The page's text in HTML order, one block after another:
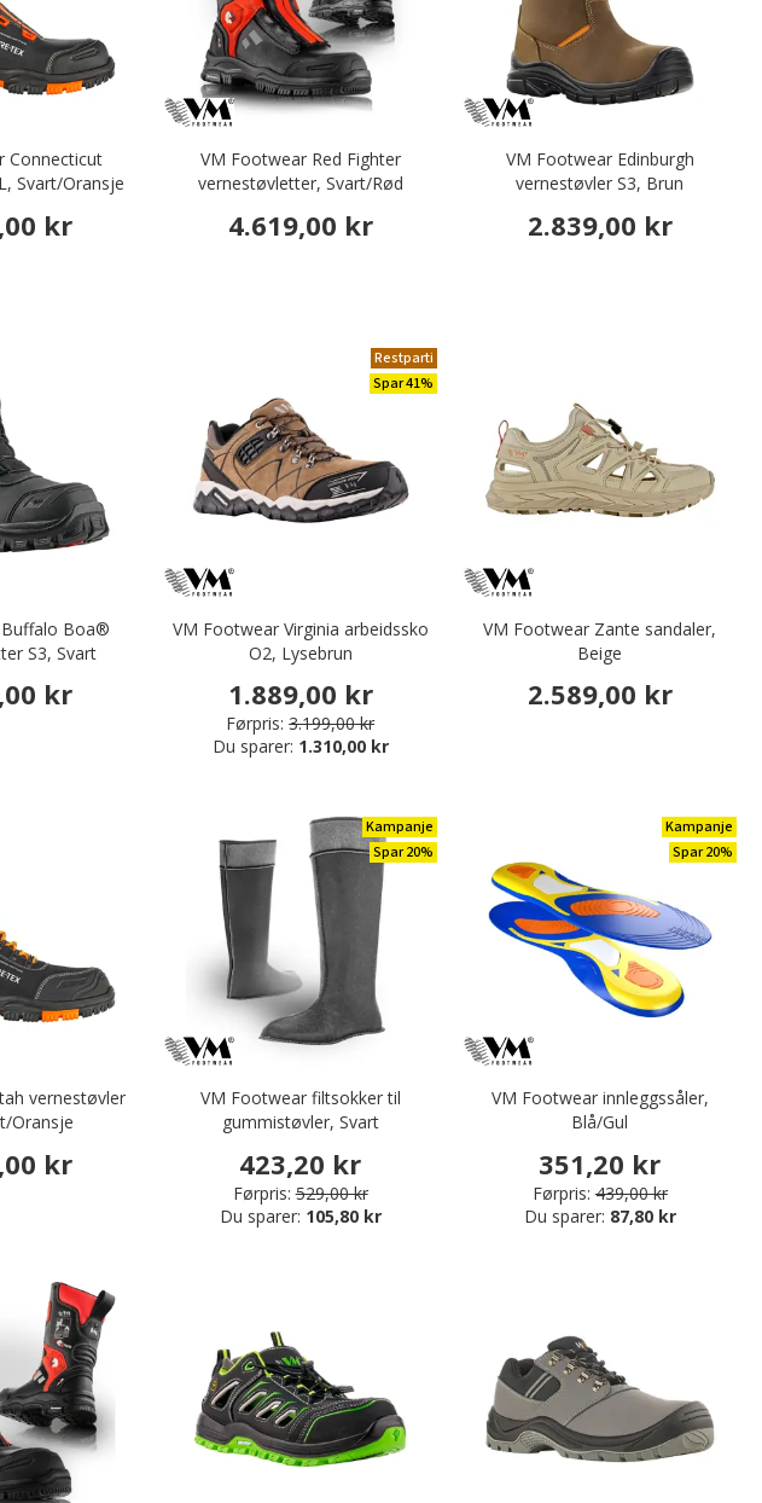
Connecticut
Svart/Oransje
kr
VM Footwear Red Fighter
vernestøvletter, Svart/Rød
4.619,00 kr
VM Footwear Edinburgh
vernestøvler S3, Brun
2.839,00 kr
Boa®
S3, Svart
kr
Restparti
Spar 41%
VM Footwear Virginia arbeidssko
O2, Lysebrun
1.889,00 kr
Førpris: 3.199,00 kr
Du sparer: 1.310,00 kr
VM Footwear Zante sandaler,
Beige
2.589,00 kr
vernestøvler
Oransje
kr
Kampanje
Spar 20%
VM Footwear filtsokker til
gummistøvler, Svart
423,20 kr
Førpris: 529,00 kr
Du sparer: 105,80 kr
Kampanje
Spar 20%
VM Footwear innleggssåler,
Blå/Gul
351,20 kr
Førpris: 439,00 kr
Du sparer: 87,80 kr